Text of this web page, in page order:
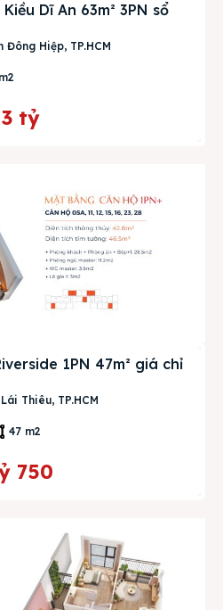
Dĩ An 63m² 3PN sổ
Đông Hiệp, TP.HCM
tỷ
1PN 47m² giá chỉ
Thiêu, TP.HCM
47 m2
750